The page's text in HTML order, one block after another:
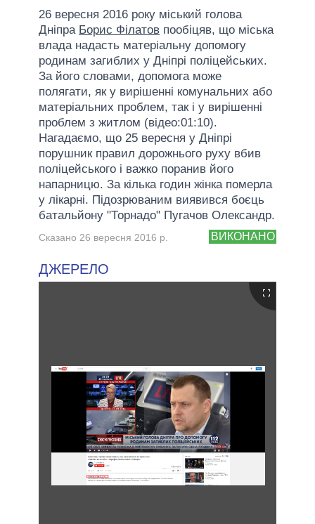
26 вересня 2016 року міський голова
Дніпра Борис Філатов пообіцяв, що міська
влада надасть матеріальну допомогу
родинам загиблих у Дніпрі поліцейських.
За його словами, допомога може
полягати, як у вирішенні комунальних або
матеріальних проблем, так і у вирішенні
проблем з житлом (відео:01:10).
Нагадаємо, що 25 вересня у Дніпрі
порушник правил дорожнього руху вбив
поліцейського і важко поранив його
напарницю. За кілька годин жінка померла
у лікарні. Підозрюваним виявився боєць
батальйону "Торнадо" Пугачов Олександр.
ВИКОНАНО
Сказано 26 вересня 2016 р.
ДЖЕРЕЛО